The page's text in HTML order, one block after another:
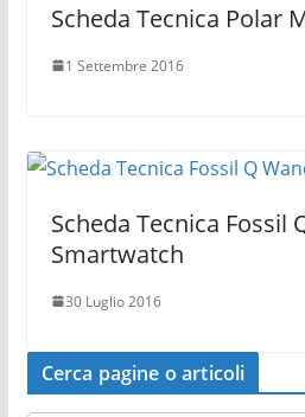
Scheda Tecnica Polar
1 Settembre 2016
Scheda Tecnica Fossil
Smartwatch
30 Luglio 2016
Cerca pagine o articoli